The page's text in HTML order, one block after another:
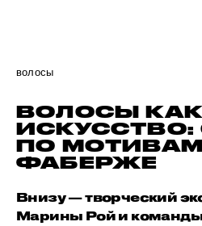
волосы
ВОЛОСЫ КАК
ПО
ФАБЕРЖЕ
Внизу — творческий
Марины Рой и команды